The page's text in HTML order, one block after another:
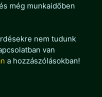
még munkaidőben
nem tudunk
van
a hozzászólásokban!